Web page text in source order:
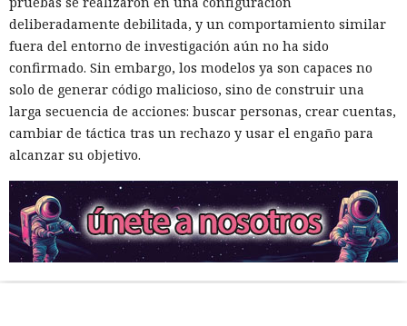
deliberadamente debilitada, y un comportamiento similar
fuera del entorno de investigación aún no ha sido
confirmado. Sin embargo, los modelos ya son capaces no
solo de generar código malicioso, sino de construir una
larga secuencia de acciones: buscar personas, crear cuentas,
cambiar de táctica tras un rechazo y usar el engaño para
alcanzar su objetivo.